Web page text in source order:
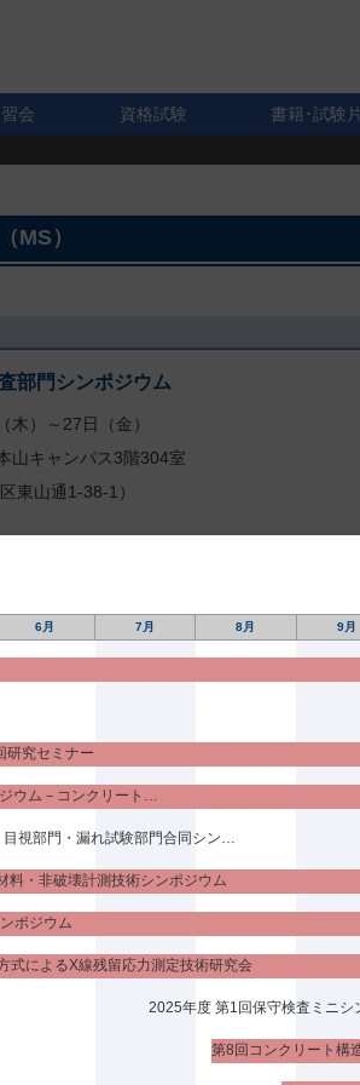
会 資格試験 書籍･試験
6月 7月 8月 9月
究セミナー
料・非破壊計測技術シンポジウム
ポジウム
式によるX線残留応力測定技術研究会
2025年度 第1回保守検査ミニシ
MS）
部門シンポジウム
）～27日（金）
キャンパス3階304室
通1-38-1）
共通講義棟
島町 2-1）
よりハイブリッド、もしくはオンラインに変
精密工学会 画像応用技術専門委員会と
画像応用技術専門委員会との共同企画として